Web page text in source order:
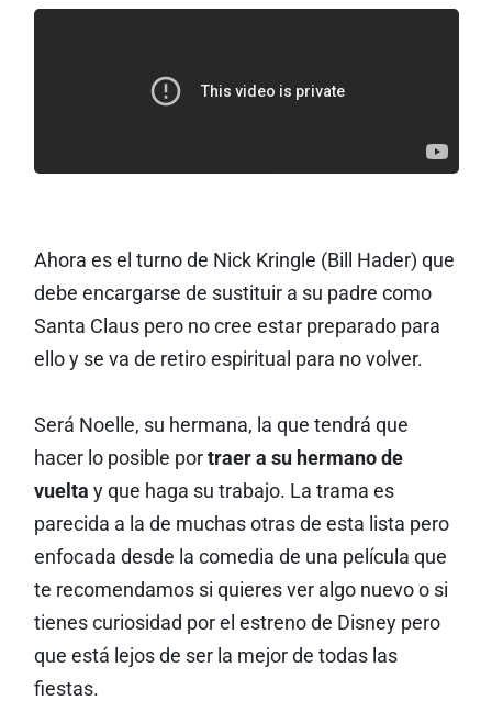
Ahora es el turno de Nick Kringle (Bill Hader) que
debe encargarse de sustituir a su padre como
Santa Claus pero no cree estar preparado para
ello y se va de retiro espiritual para no volver.
Será Noelle, su hermana, la que tendrá que
hacer lo posible portraer a su hermano de
vuelta y que haga su trabajo. La trama es
parecida a la de muchas otras de esta lista pero
enfocada desde la comedia de una película que
te recomendamos si quieres ver algo nuevo o si
tienes curiosidad por el estreno de Disney pero
que está lejos de ser la mejor de todas las
fiestas.